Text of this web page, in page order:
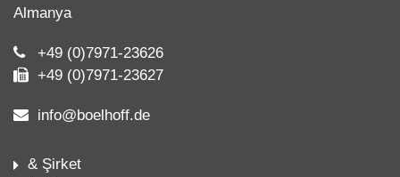
Almanya
+49 (0)7971-23626
+49 (0)7971-23627
info@boelhoff.de
& Şirket